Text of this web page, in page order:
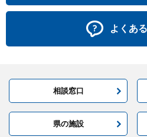
よくあ
相談窓口
県の施設